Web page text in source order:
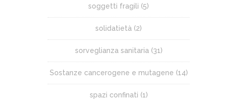
soggetti fragili (5)
solidatietà (2)
sorveglianza sanitaria (31)
Sostanze cancerogene e mutagene (14)
spazi confinati (1)